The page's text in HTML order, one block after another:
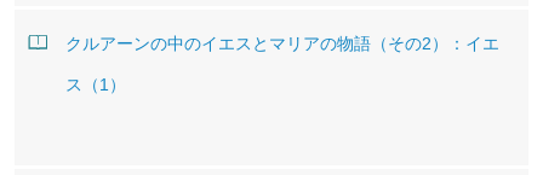
クルアーンの中のイエスとマリアの物語（その2）：イエ
ス（1）